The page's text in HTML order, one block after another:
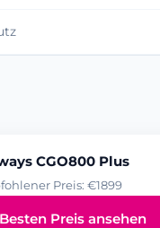
CGO800 Plus
Preis: €1899
Besten Preis ansehen